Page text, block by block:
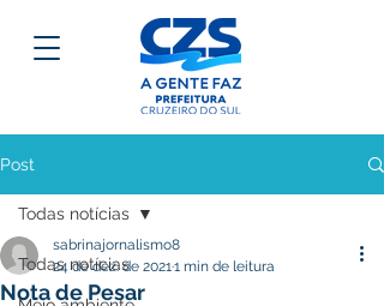
Post
Todas notícias
Todas notícias
Nota de Pesar
sabrinajornalismo8
24 de dez. de 20211 min de leitura